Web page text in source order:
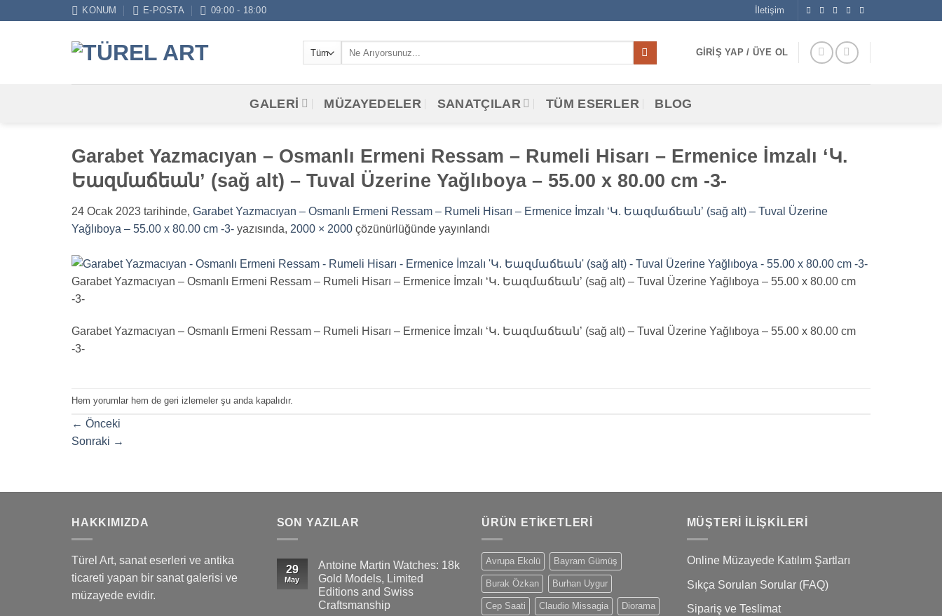
KONUM E-POSTA 09:00 - 18:00 İletişim
GIRIŞ YAP / ÜYE OL
GALERİ MÜZAYEDELER SANATÇILAR TÜM ESERLER BLOG
Garabet Yazmacıyan – Osmanlı Ermeni Ressam – Rumeli Hisarı – Ermenice İmzalı ‘Կ.
Եազմաճեան’ (sağ alt) – Tuval Üzerine Yağlıboya – 55.00 x 80.00 cm -3-
24 Ocak 2023 tarihinde, Garabet Yazmacıyan – Osmanlı Ermeni Ressam – Rumeli Hisarı – Ermenice İmzalı ‘Կ. Եազմաճեան’ (sağ alt) – Tuval Üzerine
Yağlıboya – 55.00 x 80.00 cm -3- yazısında, 2000 × 2000 çözünürlüğünde yayınlandı
Garabet Yazmacıyan – Osmanlı Ermeni Ressam – Rumeli Hisarı – Ermenice İmzalı ‘Կ. Եազմաճեան’ (sağ alt) – Tuval Üzerine Yağlıboya – 55.00 x 80.00 cm
-3-
Garabet Yazmacıyan – Osmanlı Ermeni Ressam – Rumeli Hisarı – Ermenice İmzalı ‘Կ. Եազմաճեան’ (sağ alt) – Tuval Üzerine Yağlıboya – 55.00 x 80.00 cm
-3-
Hem yorumlar hem de geri izlemeler şu anda kapalıdır.
← Önceki
Sonraki →
HAKKIMIZDA
Türel Art, sanat eserleri ve antika
ticareti yapan bir sanat galerisi ve
müzayede evidir.
SON YAZILAR
29
May
Antoine Martin Watches: 18k
Gold Models, Limited
Editions and Swiss
Craftsmanship
ÜRÜN ETIKETLERI
Avrupa Ekolü Bayram Gümüş
Burak Özkan Burhan Uygur
Cep Saati Claudio Missagia Diorama
MÜŞTERI İLIŞKILERI
Online Müzayede Katılım Şartları
Sıkça Sorulan Sorular (FAQ)
Sipariş ve Teslimat